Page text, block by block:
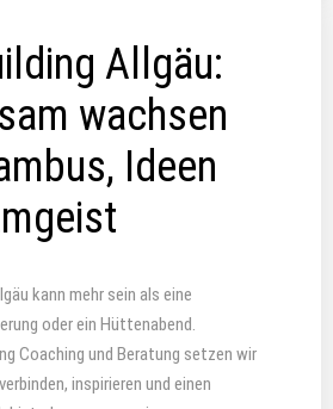
Allgäu:
wachsen
Ideen
kann mehr sein als eine
oder ein Hüttenabend.
Coaching und Beratung setzen wir
inspirieren und einen